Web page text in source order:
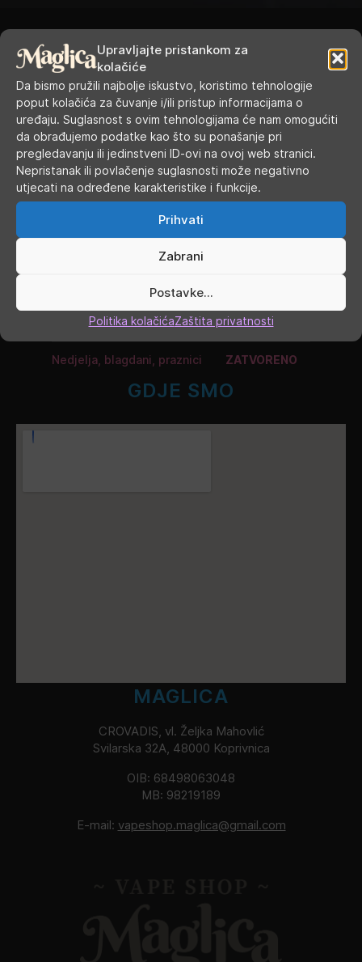
Upravljajte pristankom za
kolačiće
Da bismo pružili najbolje iskustvo, koristimo tehnologije
poput kolačića za čuvanje i/ili pristup informacijama o
uređaju. Suglasnost s ovim tehnologijama će nam omogućiti
da obrađujemo podatke kao što su ponašanje pri
pregledavanju ili jedinstveni ID-ovi na ovoj web stranici.
Nepristanak ili povlačenje suglasnosti može negativno
utjecati na određene karakteristike i funkcije.
Prihvati
Zabrani
Postavke...
Politika kolačićaZaštita privatnosti
RADNO VRIJEME
Ponedjeljak 9.00 - 19.00
Utorak 9.00 - 16.00
Subota 9.00 - 13.00
Nedjelja, blagdani, praznici ZATVORENO
GDJE SMO
MAGLICA
CROVADIS, vl. Željka Mahovlić
Svilarska 32A, 48000 Koprivnica
OIB: 68498063048
MB: 98219189
E-mail: vapeshop.maglica@gmail.com